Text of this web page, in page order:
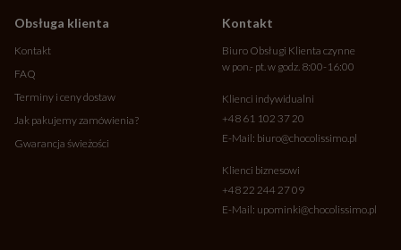
Obsługa klienta
Kontakt
FAQ
Terminy i ceny dostaw
Jak pakujemy zamówienia?
Gwarancja świeżości
Kontakt
Biuro Obsługi Klienta czynne
w pon.- pt. w godz. 8:00-16:00
Klienci indywidualni
+48 61 102 37 20
E-Mail: biuro@chocolissimo.pl
Klienci biznesowi
+48 22 244 27 09
E-Mail: upominki@chocolissimo.pl